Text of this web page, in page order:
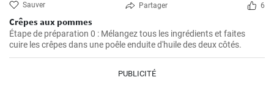
Sauver Partager 6
Crêpes aux pommes
Étape de préparation 0 : Mélangez tous les ingrédients et faites
cuire les crêpes dans une poêle enduite d'huile des deux côtés.
PUBLICITÉ